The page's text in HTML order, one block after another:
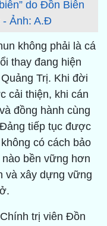
do Đồn Biên
- Ảnh: A.Đ
không phải là cá
thay đang hiện
Trị. Khi đời
cải thiện, khi cán
đồng hành cùng
tiếp tục được
có cách bảo
bền vững hơn
và xây dựng vững
trị viên Đồn